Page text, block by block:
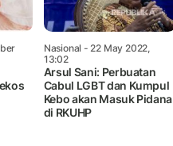
Nasional - 22 May 2022,
13:02
Arsul Sani: Perbuatan
Cabul LGBT dan Kumpul
Kebo akan Masuk Pidana
di RKUHP